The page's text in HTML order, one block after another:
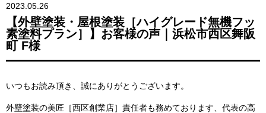
2023.05.26
【外壁塗装・屋根塗装［ハイグレード無機フッ
素塗料プラン］】お客様の声｜浜松市西区舞阪
町 F様
いつもお読み頂き、誠にありがとうございます。
外壁塗装の美匠［西区創業店］責任者も務めております、代表の高